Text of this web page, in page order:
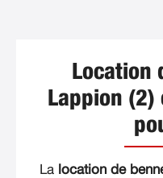
Location
Lappion (2)
La location de